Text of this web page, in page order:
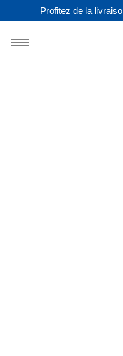
Profitez de la